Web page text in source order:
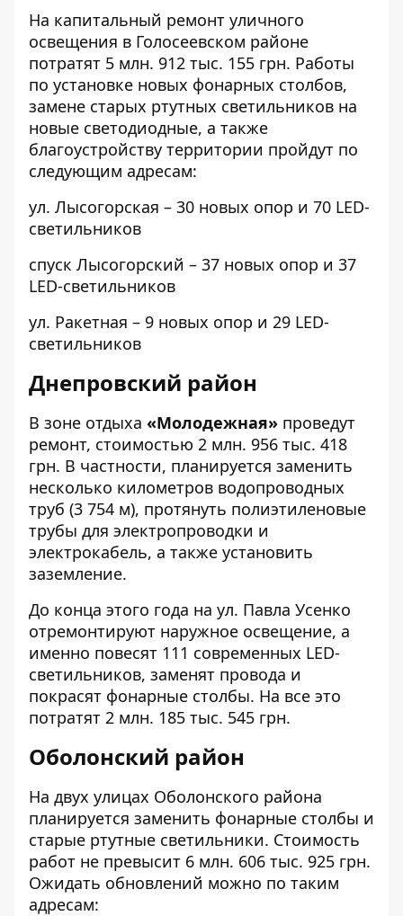
На капитальный ремонт уличного
освещения в Голосеевском районе
потратят 5 млн. 912 тыс. 155 грн. Работы
по установке новых фонарных столбов,
замене старых ртутных светильников на
новые светодиодные, а также
благоустройству территории пройдут по
следующим адресам:
ул. Лысогорская – 30 новых опор и 70 LED-
светильников
спуск Лысогорский – 37 новых опор и 37
LED-светильников
ул. Ракетная – 9 новых опор и 29 LED-
светильников
Днепровский район
В зоне отдыха «Молодежная» проведут
ремонт, стоимостью 2 млн. 956 тыс. 418
грн. В частности, планируется заменить
несколько километров водопроводных
труб (3 754 м), протянуть полиэтиленовые
трубы для электропроводки и
электрокабель, а также установить
заземление.
До конца этого года на ул. Павла Усенко
отремонтируют наружное освещение, а
именно повесят 111 современных LED-
светильников, заменят провода и
покрасят фонарные столбы. На все это
потратят 2 млн. 185 тыс. 545 грн.
Оболонский район
На двух улицах Оболонского района
планируется заменить фонарные столбы и
старые ртутные светильники. Стоимость
работ не превысит 6 млн. 606 тыс. 925 грн.
Ожидать обновлений можно по таким
адресам: